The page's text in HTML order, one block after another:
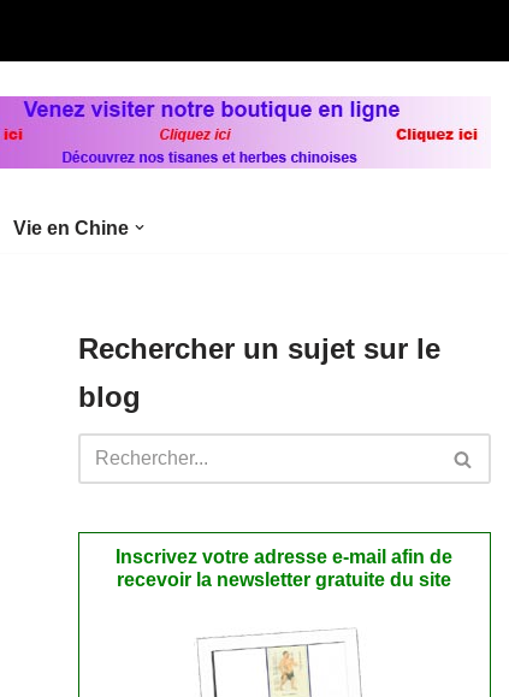
Vie en Chine
Rechercher un sujet sur le
blog
Inscrivez votre adresse e-mail afin de
recevoir la newsletter gratuite du site